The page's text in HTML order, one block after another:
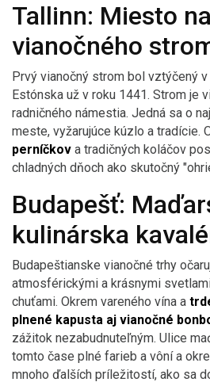
Tallinn: Miesto
vianočného
Prvý vianočný strom bol vztýčený
Estónska už v roku 1441. Strom je
radničného námestia. Jedná sa o
meste, vyžarujúce kúzlo a tradície.
perníčkov a tradičných koláčov
chladných dňoch ako skutočný
Budapešť:
kulinárska
Budapeštianske vianočné trhy
atmosférickými a krásnymi
chuťami. Okrem vareného vína a
plnené kapusta aj vianočné
zážitok nezabudnuteľným. Ulice
tomto čase plné farieb a vôní a
mnoho ďalších príležitostí, ako sa